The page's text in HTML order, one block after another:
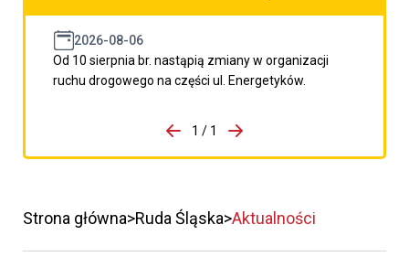
2026-08-06
Od 10 sierpnia br. nastąpią zmiany w organizacji
ruchu drogowego na części ul. Energetyków.
porzpedniego komunikatu
1 / 1
Przejdź do następnego
Strona główna Ruda Śląska Aktualności